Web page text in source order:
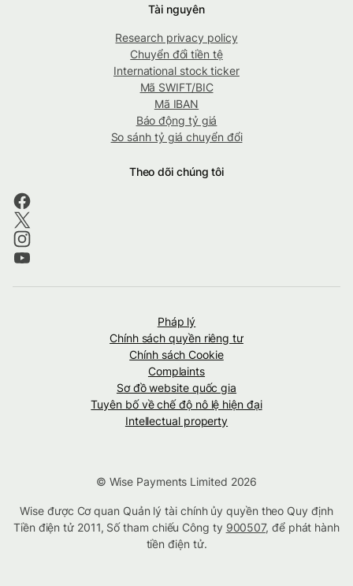
Tài nguyên
Research privacy policy
Chuyển đổi tiền tệ
International stock ticker
Mã SWIFT/BIC
Mã IBAN
Báo động tỷ giá
So sánh tỷ giá chuyển đổi
Theo dõi chúng tôi
Pháp lý
Chính sách quyền riêng tư
Chính sách Cookie
Complaints
Sơ đồ website quốc gia
Tuyên bố về chế độ nô lệ hiện đại
Intellectual property
© Wise Payments Limited 2026
Wise được Cơ quan Quản lý tài chính ủy quyền theo Quy định
Tiền điện tử 2011, Số tham chiếu Công ty 900507, để phát hành
tiền điện tử.